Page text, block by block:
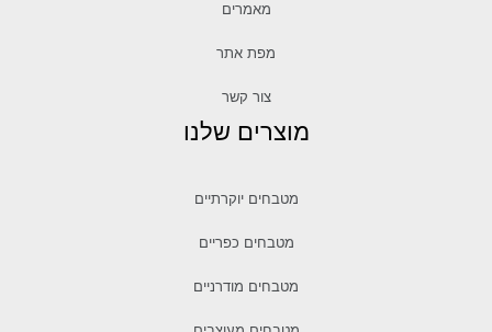
מאמרים
מפת אתר
צור קשר
מוצרים שלנו
מטבחים יוקרתיים
מטבחים כפריים
מטבחים מודרניים